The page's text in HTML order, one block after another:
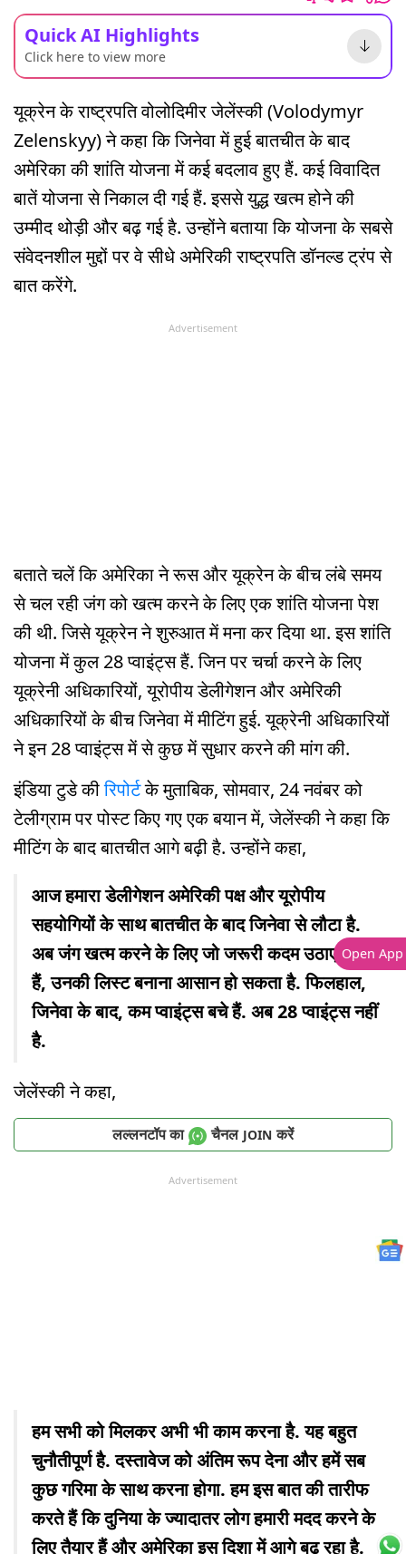
Quick AI Highlights
Click here to view more
यूक्रेन के राष्ट्रपति वोलोदिमीर जेलेंस्की (Volodymyr
Zelenskyy) ने कहा कि जिनेवा में हुई बातचीत के बाद
अमेरिका की शांति योजना में कई बदलाव हुए हैं. कई विवादित
बातें योजना से निकाल दी गई हैं. इससे युद्ध खत्म होने की
उम्मीद थोड़ी और बढ़ गई है. उन्होंने बताया कि योजना के सबसे
संवेदनशील मुद्दों पर वे सीधे अमेरिकी राष्ट्रपति डॉनल्ड ट्रंप से
बात करेंगे.
Advertisement
बताते चलें कि अमेरिका ने रूस और यूक्रेन के बीच लंबे समय
से चल रही जंग को खत्म करने के लिए एक शांति योजना पेश
की थी. जिसे यूक्रेन ने शुरुआत में मना कर दिया था. इस शांति
योजना में कुल 28 प्वाइंट्स हैं. जिन पर चर्चा करने के लिए
यूक्रेनी अधिकारियों, यूरोपीय डेलीगेशन और अमेरिकी
अधिकारियों के बीच जिनेवा में मीटिंग हुई. यूक्रेनी अधिकारियों
ने इन 28 प्वाइंट्स में से कुछ में सुधार करने की मांग की.
इंडिया टुडे कीरिपोर्टके मुताबिक, सोमवार, 24 नवंबर को
टेलीग्राम पर पोस्ट किए गए एक बयान में, जेलेंस्की ने कहा कि
मीटिंग के बाद बातचीत आगे बढ़ी है. उन्होंने कहा,
आज हमारा डेलीगेशन अमेरिकी पक्ष और यूरोपीय
सहयोगियों के साथ बातचीत के बाद जिनेवा से लौटा है.
अब जंग खत्म करने के लिए जो जरूरी कदम उठाए जाने
हैं, उनकी लिस्ट बनाना आसान हो सकता है. फिलहाल,
जिनेवा के बाद, कम प्वाइंट्स बचे हैं. अब 28 प्वाइंट्स नहीं
है.
जेलेंस्की ने कहा,
लल्लनटॉप का चैनल JOIN करें
Advertisement
हम सभी को मिलकर अभी भी काम करना है. यह बहुत
चुनौतीपूर्ण है. दस्तावेज को अंतिम रूप देना और हमें सब
कुछ गरिमा के साथ करना होगा. हम इस बात की तारीफ
करते हैं कि दुनिया के ज्यादातर लोग हमारी मदद करने के
लिए तैयार हैं और अमेरिका इस दिशा में आगे बढ़ रहा है.
Open App